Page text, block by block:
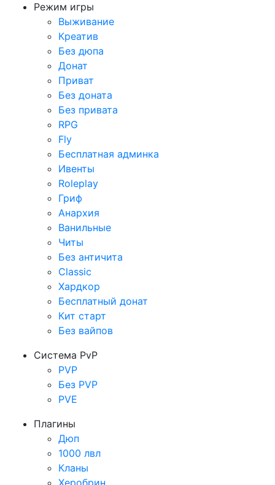
Режим игры
Выживание
Креатив
Без дюпа
Донат
Приват
Без доната
Без привата
RPG
Fly
Бесплатная админка
Ивенты
Roleplay
Гриф
Анархия
Ванильные
Читы
Без античита
Classic
Хардкор
Бесплатный донат
Кит старт
Без вайпов
Система PvP
PVP
Без PVP
PVE
Плагины
Дюп
1000 лвл
Кланы
Херобрин